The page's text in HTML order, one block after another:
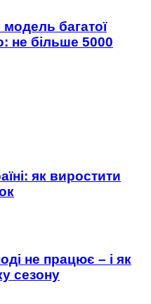
багатої
не більше 5000
як виростити
не працює – і як
сезону